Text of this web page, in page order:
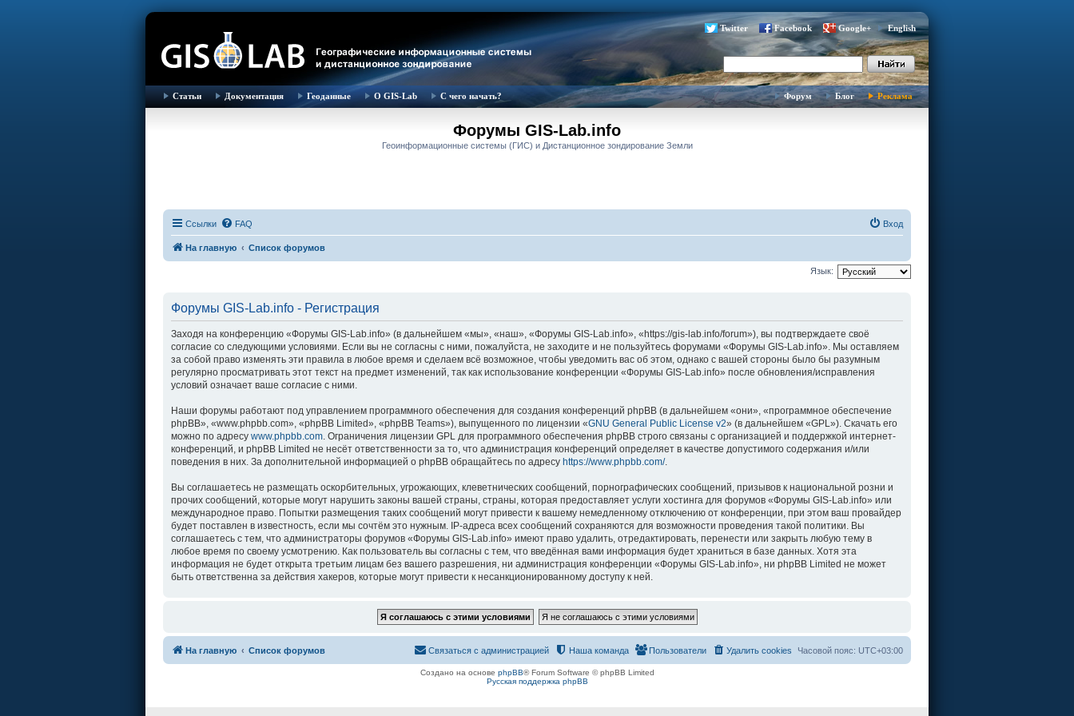
Twitter Facebook Google+ English
Статьи Документация Геоданные О GIS-Lab С чего начать? Форум Блог Реклама
Форумы GIS-Lab.info
Геоинформационные системы (ГИС) и Дистанционное зондирование Земли
Ссылки FAQ Вход
На главную Список форумов
Язык:
Форумы GIS-Lab.info - Регистрация
Заходя на конференцию «Форумы GIS-Lab.info» (в дальнейшем «мы», «наш», «Форумы GIS-Lab.info», «https://gis-lab.info/forum»), вы подтверждаете своё
согласие со следующими условиями. Если вы не согласны с ними, пожалуйста, не заходите и не пользуйтесь форумами «Форумы GIS-Lab.info». Мы оставляем
за собой право изменять эти правила в любое время и сделаем всё возможное, чтобы уведомить вас об этом, однако с вашей стороны было бы разумным
регулярно просматривать этот текст на предмет изменений, так как использование конференции «Форумы GIS-Lab.info» после обновления/исправления
условий означает ваше согласие с ними.
Наши форумы работают под управлением программного обеспечения для создания конференций phpBB (в дальнейшем «они», «программное обеспечение
phpBB», «www.phpbb.com», «phpBB Limited», «phpBB Teams»), выпущенного по лицензии «GNU General Public License v2» (в дальнейшем «GPL»). Скачать его
можно по адресу www.phpbb.com . Ограничения лицензии GPL для программного обеспечения phpBB строго связаны с организацией и поддержкой интернет-
конференций, и phpBB Limited не несёт ответственности за то, что администрация конференций определяет в качестве допустимого содержания и/или
поведения в них. За дополнительной информацией о phpBB обращайтесь по адресу https://www.phpbb.com/.
Вы соглашаетесь не размещать оскорбительных, угрожающих, клеветнических сообщений, порнографических сообщений, призывов к национальной розни и
прочих сообщений, которые могут нарушить законы вашей страны, страны, которая предоставляет услуги хостинга для форумов «Форумы GIS-Lab.info» или
международное право. Попытки размещения таких сообщений могут привести к вашему немедленному отключению от конференции, при этом ваш провайдер
будет поставлен в известность, если мы сочтём это нужным. IP-адреса всех сообщений сохраняются для возможности проведения такой политики. Вы
соглашаетесь с тем, что администраторы форумов «Форумы GIS-Lab.info» имеют право удалить, отредактировать, перенести или закрыть любую тему в
любое время по своему усмотрению. Как пользователь вы согласны с тем, что введённая вами информация будет храниться в базе данных. Хотя эта
информация не будет открыта третьим лицам без вашего разрешения, ни администрация конференции «Форумы GIS-Lab.info», ни phpBB Limited не может
быть ответственна за действия хакеров, которые могут привести к несанкционированному доступу к ней.
На главную Список форумов Часовой пояс: UTC+03:00
Удалить cookies
Пользователи
Наша команда
Связаться с администрацией
Создано на основе phpBB® Forum Software © phpBB Limited
Русская поддержка phpBB